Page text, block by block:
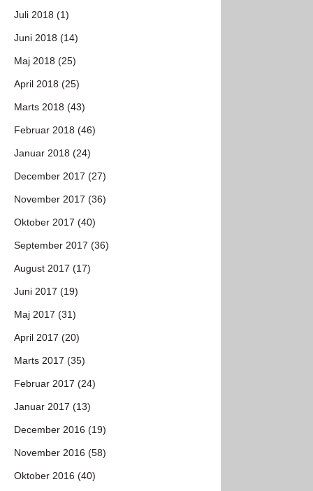
Juli 2018 (1)
Juni 2018 (14)
Maj 2018 (25)
April 2018 (25)
Marts 2018 (43)
Februar 2018 (46)
Januar 2018 (24)
December 2017 (27)
November 2017 (36)
Oktober 2017 (40)
September 2017 (36)
August 2017 (17)
Juni 2017 (19)
Maj 2017 (31)
April 2017 (20)
Marts 2017 (35)
Februar 2017 (24)
Januar 2017 (13)
December 2016 (19)
November 2016 (58)
Oktober 2016 (40)